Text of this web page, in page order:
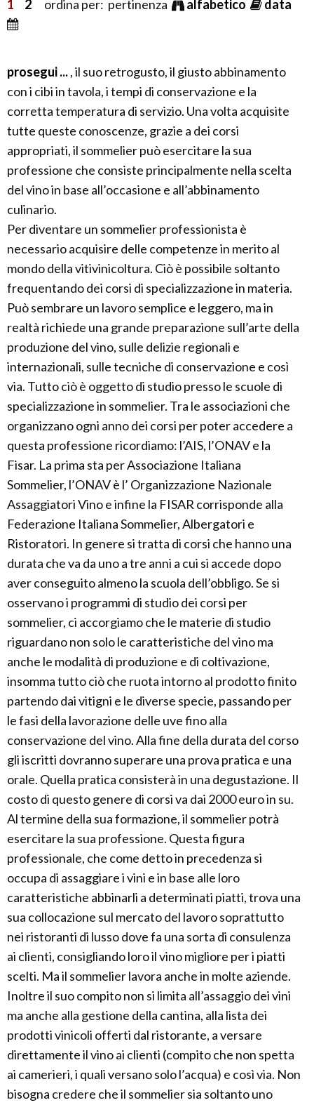
1 2 ordina per: pertinenza alfabetico data
prosegui ..., il suo retrogusto, il giusto abbinamento
con i cibi in tavola, i tempi di conservazione e la
corretta temperatura di servizio. Una volta acquisite
tutte queste conoscenze, grazie a dei corsi
appropriati, il sommelier può esercitare la sua
professione che consiste principalmente nella scelta
del vino in base all’occasione e all’abbinamento
culinario.
Per diventare un sommelier professionista è
necessario acquisire delle competenze in merito al
mondo della vitivinicoltura. Ciò è possibile soltanto
frequentando dei corsi di specializzazione in materia.
Può sembrare un lavoro semplice e leggero, ma in
realtà richiede una grande preparazione sull’arte della
produzione del vino, sulle delizie regionali e
internazionali, sulle tecniche di conservazione e così
via. Tutto ciò è oggetto di studio presso le scuole di
specializzazione in sommelier. Tra le associazioni che
organizzano ogni anno dei corsi per poter accedere a
questa professione ricordiamo: l’AIS, l’ONAV e la
Fisar. La prima sta per Associazione Italiana
Sommelier, l’ONAV è l’ Organizzazione Nazionale
Assaggiatori Vino e infine la FISAR corrisponde alla
Federazione Italiana Sommelier, Albergatori e
Ristoratori. In genere si tratta di corsi che hanno una
durata che va da uno a tre anni a cui si accede dopo
aver conseguito almeno la scuola dell’obbligo. Se si
osservano i programmi di studio dei corsi per
sommelier, ci accorgiamo che le materie di studio
riguardano non solo le caratteristiche del vino ma
anche le modalità di produzione e di coltivazione,
insomma tutto ciò che ruota intorno al prodotto finito
partendo dai vitigni e le diverse specie, passando per
le fasi della lavorazione delle uve fino alla
conservazione del vino. Alla fine della durata del corso
gli iscritti dovranno superare una prova pratica e una
orale. Quella pratica consisterà in una degustazione. Il
costo di questo genere di corsi va dai 2000 euro in su.
Al termine della sua formazione, il sommelier potrà
esercitare la sua professione. Questa figura
professionale, che come detto in precedenza si
occupa di assaggiare i vini e in base alle loro
caratteristiche abbinarli a determinati piatti, trova una
sua collocazione sul mercato del lavoro soprattutto
nei ristoranti di lusso dove fa una sorta di consulenza
ai clienti, consigliando loro il vino migliore per i piatti
scelti. Ma il sommelier lavora anche in molte aziende.
Inoltre il suo compito non si limita all’assaggio dei vini
ma anche alla gestione della cantina, alla lista dei
prodotti vinicoli offerti dal ristorante, a versare
direttamente il vino ai clienti (compito che non spetta
ai camerieri, i quali versano solo l’acqua) e così via. Non
bisogna credere che il sommelier sia soltanto uno